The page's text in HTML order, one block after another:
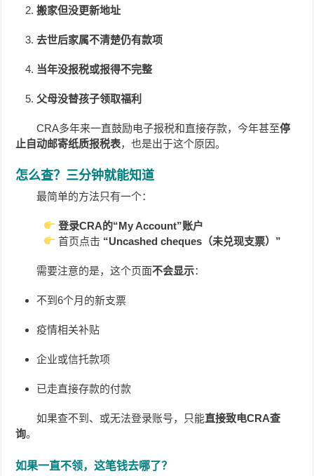
搬家但没更新地址
去世后家属不清楚仍有款项
当年没报税或报得不完整
父母没替孩子领取福利
CRA多年来一直鼓励电子报税和直接存款，今年甚至停
止自动邮寄纸质报税表，也是出于这个原因。
怎么查？三分钟就能知道
最简单的方法只有一个：
登录CRA的“My Account”账户
首页点击 “Uncashed cheques（未兑现支票）”
需要注意的是，这个页面不会显示：
不到6个月的新支票
疫情相关补贴
企业或信托款项
已走直接存款的付款
如果查不到、或无法登录账号，只能直接致电CRA查
询。
如果一直不领，这笔钱去哪了？